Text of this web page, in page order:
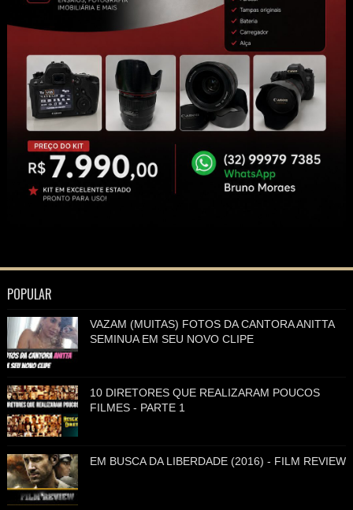
POPULAR
VAZAM (MUITAS) FOTOS DA CANTORA ANITTA
SEMINUA EM SEU NOVO CLIPE
10 DIRETORES QUE REALIZARAM POUCOS
FILMES - PARTE 1
EM BUSCA DA LIBERDADE (2016) - FILM REVIEW